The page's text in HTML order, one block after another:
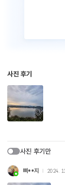
사진 후기
사진 후기만
삐**지 2024.